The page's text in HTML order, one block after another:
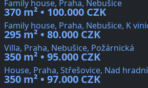
Family house, Praha, Nebušice
370 m² • 100.000 CZK
Family house, Praha, Nebušice, K
295 m² • 80.000 CZK
Villa, Praha, Nebušice, Požárnická
350 m² • 95.000 CZK
House, Praha, Střešovice, Nad
350 m² • 97.000 CZK